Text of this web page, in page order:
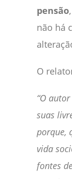
pensão
não há
O
“O
suas
porque,
vida
fontes